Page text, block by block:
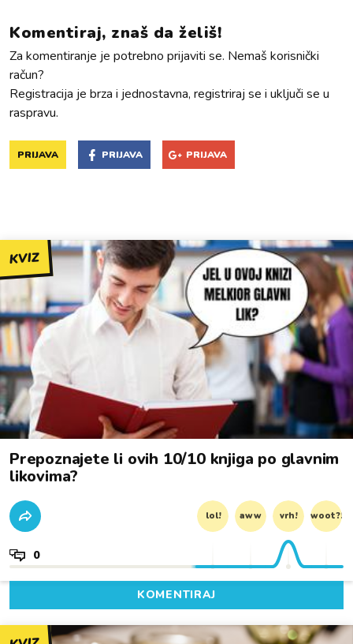
Komentiraj, znaš da želiš!
Za komentiranje je potrebno prijaviti se. Nemaš korisnički
račun?
Registracija je brza i jednostavna, registriraj se i uključi se u
raspravu.
PRIJAVA PRIJAVA PRIJAVA
KVIZ
Prepoznajete li ovih 10/10 knjiga po glavnim
likovima?
lol! aww vrh! woot?!
0
KOMENTIRAJ